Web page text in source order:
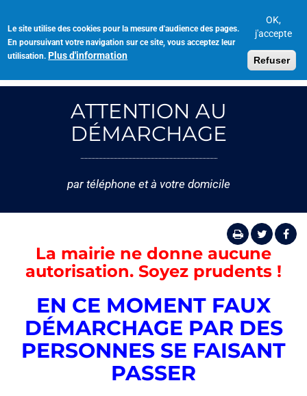
Le site utilise des cookies pour la mesure d'audience des pages.
En poursuivant votre navigation sur ce site, vous acceptez leur
utilisation. Plus d'information
OK,
j'accepte
Refuser
contenu
principal
ATTENTION AU
DÉMARCHAGE
par téléphone et à votre domicile
La mairie ne donne aucune
autorisation. Soyez prudents !
EN CE MOMENT FAUX
DÉMARCHAGE PAR DES
PERSONNES SE FAISANT
PASSER